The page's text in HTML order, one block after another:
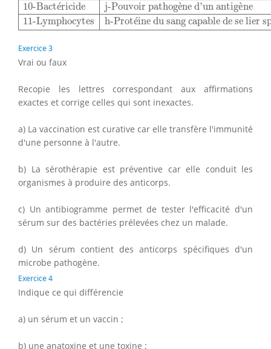
10-Bactéricide j-Pouvoir pathogène d’un antigène
11-Lymphocytes
h-Protéine du sang capable de se lier
Exercice 3
Vrai ou faux
Recopie les lettres correspondant aux affirmations
exactes et corrige celles qui sont inexactes.
a) La vaccination est curative car elle transfère l'immunité
d'une personne à l'autre.
b) La sérothérapie est préventive car elle conduit les
organismes à produire des anticorps.
c) Un antibiogramme permet de tester l'efficacité d'un
sérum sur des bactéries prélevées chez un malade.
d) Un sérum contient des anticorps spécifiques d'un
microbe pathogène.
Exercice 4
Indique ce qui différencie
a) un sérum et un vaccin ;
b) une anatoxine et une toxine ;